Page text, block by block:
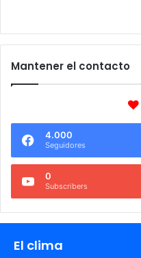
Mantener el contacto
4.000
Seguidores
0
Subscribers
El clima